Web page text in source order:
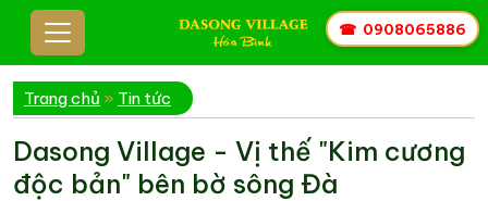
Trang chủ » Tin tức
Dasong Village - Vị thế "Kim cương
độc bản" bên bờ sông Đà
☎ 0908065886